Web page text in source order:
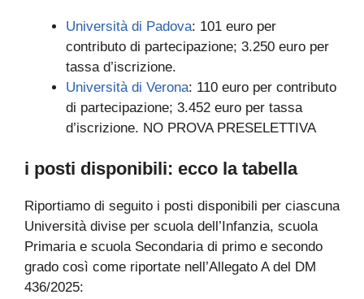
Università di Padova: 101 euro per
contributo di partecipazione; 3.250 euro per
tassa d’iscrizione.
Università di Verona: 110 euro per contributo
di partecipazione; 3.452 euro per tassa
d’iscrizione. NO PROVA PRESELETTIVA
i posti disponibili: ecco la tabella
Riportiamo di seguito i posti disponibili per ciascuna
Università divise per scuola dell’Infanzia, scuola
Primaria e scuola Secondaria di primo e secondo
grado così come riportate nell’Allegato A del DM
436/2025: